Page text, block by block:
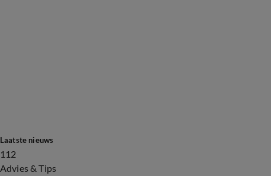
Laatste nieuws
112
Advies & Tips